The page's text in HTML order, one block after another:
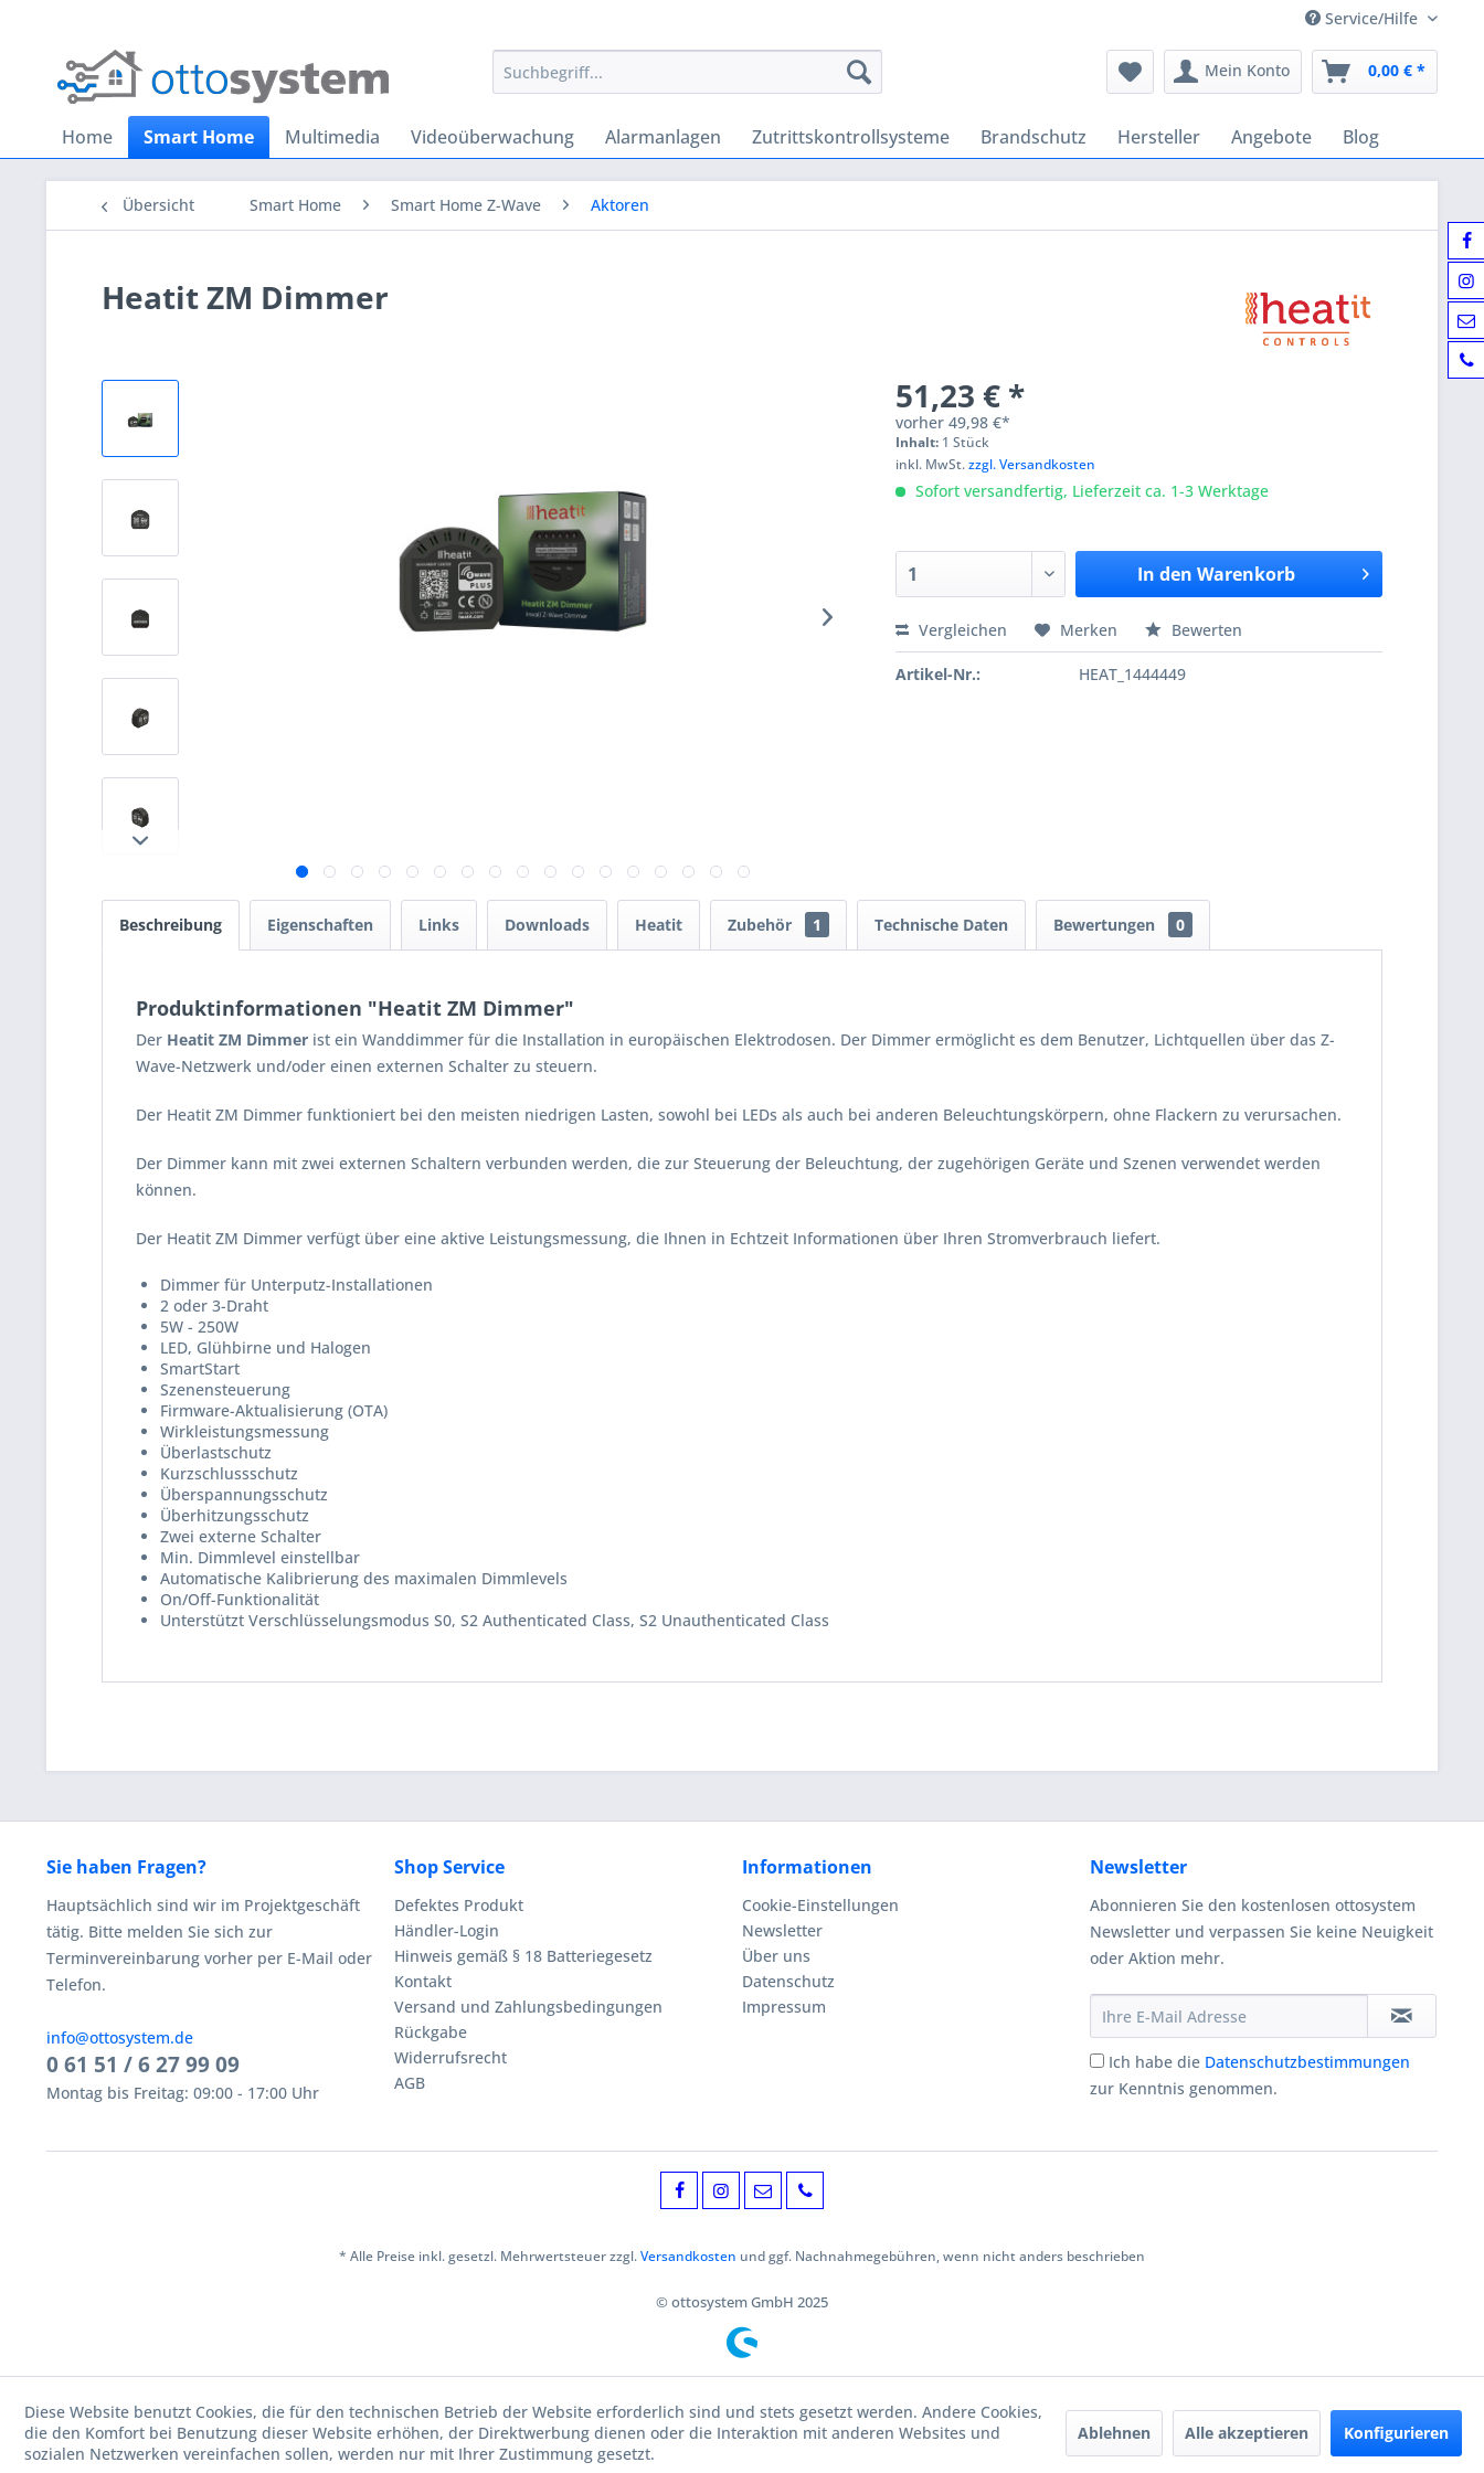
Service/Hilfe
Mein Konto 0,00 € *
Home Smart Home Multimedia Videoüberwachung Alarmanlagen Zutrittskontrollsysteme Brandschutz Hersteller Angebote Blog
Übersicht Smart Home Smart Home Z-Wave Aktoren
Heatit ZM Dimmer
51,23 € *
vorher49,98 €*
Inhalt: 1 Stück
inkl. MwSt.zzgl. Versandkosten
Sofort versandfertig, Lieferzeit ca. 1-3 Werktage
In den Warenkorb
Vergleichen Merken Bewerten
Artikel-Nr.: HEAT_1444449
Beschreibung Eigenschaften Links Downloads Heatit Zubehör 1 Technische Daten Bewertungen 0
Produktinformationen "Heatit ZM Dimmer"
Der Heatit ZM Dimmer ist ein Wanddimmer für die Installation in europäischen Elektrodosen. Der Dimmer ermöglicht es dem Benutzer, Lichtquellen über das Z-
Wave-Netzwerk und/oder einen externen Schalter zu steuern.
Der Heatit ZM Dimmer funktioniert bei den meisten niedrigen Lasten, sowohl bei LEDs als auch bei anderen Beleuchtungskörpern, ohne Flackern zu verursachen.
Der Dimmer kann mit zwei externen Schaltern verbunden werden, die zur Steuerung der Beleuchtung, der zugehörigen Geräte und Szenen verwendet werden
können.
Der Heatit ZM Dimmer verfügt über eine aktive Leistungsmessung, die Ihnen in Echtzeit Informationen über Ihren Stromverbrauch liefert.
Dimmer für Unterputz-Installationen
2 oder 3-Draht
5W - 250W
LED, Glühbirne und Halogen
SmartStart
Szenensteuerung
Firmware-Aktualisierung (OTA)
Wirkleistungsmessung
Überlastschutz
Kurzschlussschutz
Überspannungsschutz
Überhitzungsschutz
Zwei externe Schalter
Min. Dimmlevel einstellbar
Automatische Kalibrierung des maximalen Dimmlevels
On/Off-Funktionalität
Unterstützt Verschlüsselungsmodus S0, S2 Authenticated Class, S2 Unauthenticated Class
Sie haben Fragen?
Hauptsächlich sind wir im Projektgeschäft
tätig. Bitte melden Sie sich zur
Terminvereinbarung vorher per E-Mail oder
Telefon.
info@ottosystem.de
0 61 51 / 6 27 99 09
Montag bis Freitag: 09:00 - 17:00 Uhr
Shop Service
Defektes Produkt
Händler-Login
Hinweis gemäß § 18 Batteriegesetz
Kontakt
Versand und Zahlungsbedingungen
Rückgabe
Widerrufsrecht
AGB
Informationen
Cookie-Einstellungen
Newsletter
Über uns
Datenschutz
Impressum
Newsletter
Abonnieren Sie den kostenlosen ottosystem
Newsletter und verpassen Sie keine Neuigkeit
oder Aktion mehr.
Ich habe die Datenschutzbestimmungen
zur Kenntnis genommen.
* Alle Preise inkl. gesetzl. Mehrwertsteuer zzgl.Versandkosten und ggf. Nachnahmegebühren, wenn nicht anders beschrieben
© ottosystem GmbH 2025
Diese Website benutzt Cookies, die für den technischen Betrieb der Website erforderlich sind und stets gesetzt werden. Andere Cookies,
die den Komfort bei Benutzung dieser Website erhöhen, der Direktwerbung dienen oder die Interaktion mit anderen Websites und
sozialen Netzwerken vereinfachen sollen, werden nur mit Ihrer Zustimmung gesetzt.
Ablehnen Alle akzeptieren Konfigurieren